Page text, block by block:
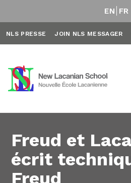
EN FR
NLS PRESSE JOIN NLS MESSAGER
Freud et
écrit
Freud